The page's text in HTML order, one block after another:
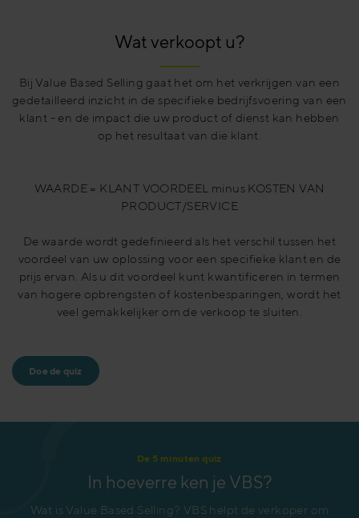
Wat verkoopt u?
Bij Value Based Selling gaat het om het verkrijgen van een
gedetailleerd inzicht in de specifieke bedrijfsvoering van een
klant - en de impact die uw product of dienst kan hebben
op het resultaat van die klant.
WAARDE = KLANT VOORDEEL minus KOSTEN VAN
PRODUCT/SERVICE
De waarde wordt gedefinieerd als het verschil tussen het
voordeel van uw oplossing voor een specifieke klant en de
prijs ervan. Als u dit voordeel kunt kwantificeren in termen
van hogere opbrengsten of kostenbesparingen, wordt het
veel gemakkelijker om de verkoop te sluiten.
Doe de quiz
De 5 minuten quiz
In hoeverre ken je VBS?
Wat is Value Based Selling? VBS helpt de verkoper om